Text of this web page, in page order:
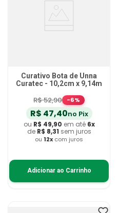
Curativo Bota de Unna
Curatec - 10,2cm x 9,14m
R$52,90 -6%
R$ 47,40no Pix
ou R$ 49,90 em até 6x
de R$ 8,31 sem juros
ou 12x com juros
Adicionar ao Carrinho